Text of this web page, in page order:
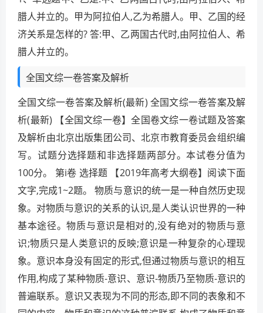
腊人并立的。甲为阿拉伯人,乙为希腊人。甲、乙国的经
济关系是怎样的? 答:甲、乙两国古代时,由阿拉伯人、希
腊人并立的。
全国文综一卷答案及解析
全国文综一卷答案及解析(最新) 全国文综一卷答案及解
析(最新) 【全国文综一卷】全国卷文综一卷试题及答案
及解析由北京出版集团公司、北京市教育委员会组织编
写。试题分选择题和非选择题两部分。本试卷分值为
100分。 第i卷 选择题 【2019年高考大纲卷】阅读下面
文字,完成1~2题。 物质与意识的统一是一种自然历史现
象。对物质与意识的关系的认识,是人类认识世界的一种
基本途径。物质与意识是相对的,没有绝对的物质与意
识;物质只是人类意识的反映;意识是一种复杂的心理现
象。意识本身没有固定的形式,但通过物质与意识的相互
作用,构成了某种物质-意识、意识-物质乃至物质-意识的
普遍联系。意识又表现为不同的形态,即不同的表象和不